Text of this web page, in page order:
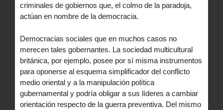
criminales de gobiernos que, el colmo de la paradoja,
actúan en nombre de la democracia.
Democracias sociales que en muchos casos no
merecen tales gobernantes. La sociedad multicultural
británica, por ejemplo, posee por sí misma instrumentos
para oponerse al esquema simplificador del conflicto
medio oriental y a la manipulación política
gubernamental y podría obligar a sus líderes a cambiar
orientación respecto de la guerra preventiva. Del mismo